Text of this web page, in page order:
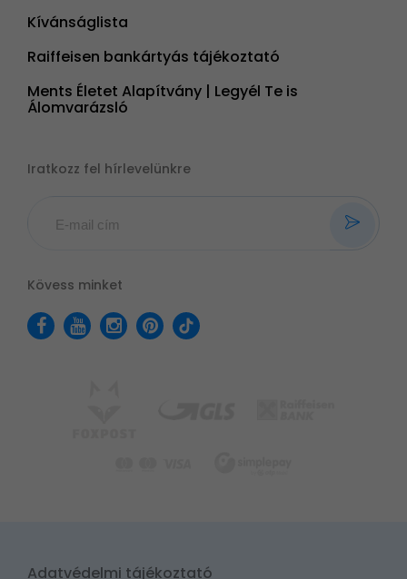
Kívánságlista
Raiffeisen bankártyás tájékoztató
Ments Életet Alapítvány | Legyél Te is
Álomvarázsló
Iratkozz fel hírlevelünkre
Kövess minket
Adatvédelmi tájékoztató